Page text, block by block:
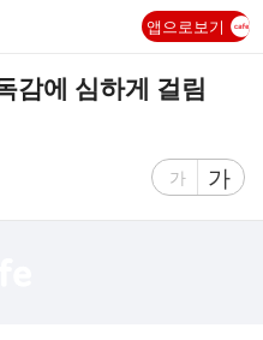
앱으로보기
감에 심하게 걸림
글
가
글
자
가